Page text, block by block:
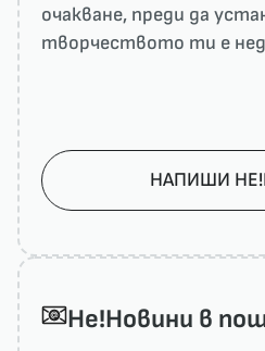
очакване, преди да
творчеството ти е
НАПИШИ
He!Новини в